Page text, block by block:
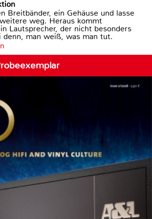
Breitbänder, ein Gehäuse und lasse
weg. Heraus kommt
Lautsprecher, der nicht besonders
man weiß, was man tut.